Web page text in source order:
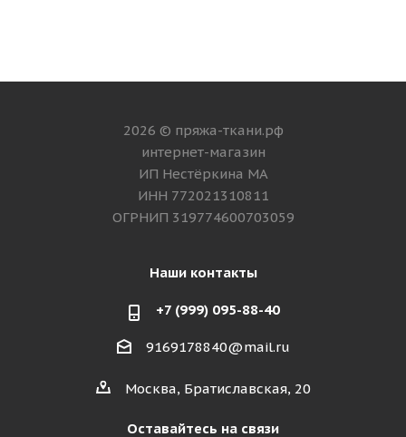
2026 © пряжа-ткани.рф
интернет-магазин
ИП Нестёркина МА
ИНН 772021310811
ОГРНИП 319774600703059
Наши контакты
+7 (999) 095-88-40
9169178840@mail.ru
Москва, Братиславская, 20
Оставайтесь на связи